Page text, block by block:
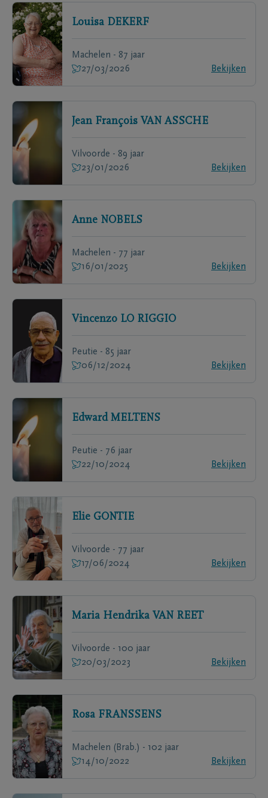
Louisa DEKERF
Machelen - 87 jaar
27/03/2026
Bekijken
Jean François VAN ASSCHE
Vilvoorde - 89 jaar
23/01/2026
Bekijken
Anne NOBELS
Machelen - 77 jaar
16/01/2025
Bekijken
Vincenzo LO RIGGIO
Peutie - 85 jaar
06/12/2024
Bekijken
Edward MELTENS
Peutie - 76 jaar
22/10/2024
Bekijken
Elie GONTIE
Vilvoorde - 77 jaar
17/06/2024
Bekijken
Maria Hendrika VAN REET
Vilvoorde - 100 jaar
20/03/2023
Bekijken
Rosa FRANSSENS
Machelen (Brab.) - 102 jaar
14/10/2022
Bekijken